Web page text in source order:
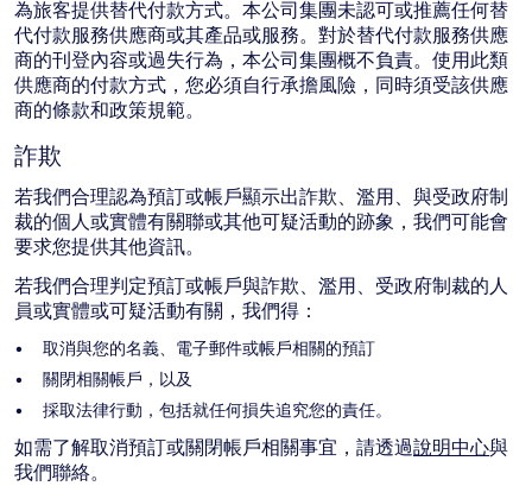
為旅客提供替代付款方式。本公司集團未認可或推薦任何替
代付款服務供應商或其產品或服務。對於替代付款服務供應
商的刊登內容或過失行為，本公司集團概不負責。使用此類
供應商的付款方式，您必須自行承擔風險，同時須受該供應
商的條款和政策規範。
詐欺
若我們合理認為預訂或帳戶顯示出詐欺、濫用、與受政府制
裁的個人或實體有關聯或其他可疑活動的跡象，我們可能會
要求您提供其他資訊。
若我們合理判定預訂或帳戶與詐欺、濫用、受政府制裁的人
員或實體或可疑活動有關，我們得：
取消與您的名義、電子郵件或帳戶相關的預訂
關閉相關帳戶，以及
採取法律行動，包括就任何損失追究您的責任。
如需了解取消預訂或關閉帳戶相關事宜，請透過說明中心與
我們聯絡。